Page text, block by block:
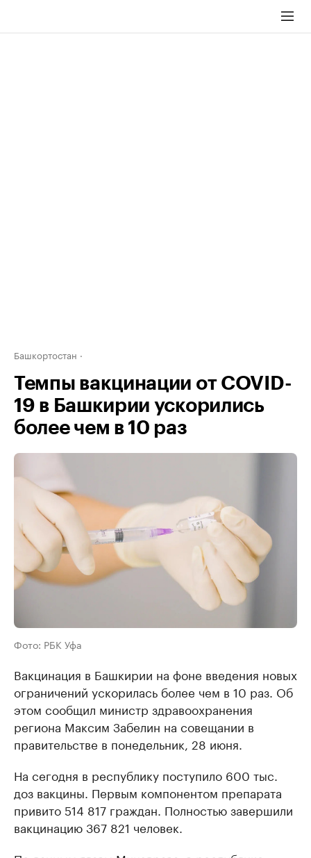
Башкортостан
Темпы вакцинации от COVID-
19 в Башкирии ускорились
более чем в 10 раз
Фото: РБК Уфа
Вакцинация в Башкирии на фоне введения новых
ограничений ускорилась более чем в 10 раз. Об
этом сообщил министр здравоохранения
региона Максим Забелин на совещании в
правительстве в понедельник, 28 июня.
На сегодня в республику поступило 600 тыс.
доз вакцины. Первым компонентом препарата
привито 514 817 граждан. Полностью завершили
вакцинацию 367 821 человек.